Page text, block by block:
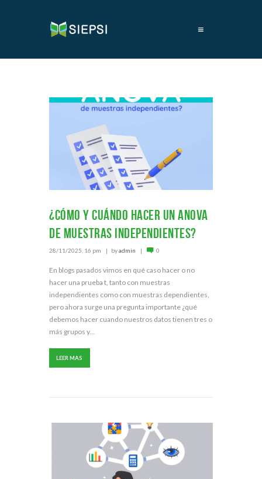
≡
¿Cómo y cuándo hacer un ANOVA
de muestras independientes?
28/11/2025, 16 pm byadmin 0
En blogs pasados vimos en qué caso hacer o no
hacer una prueba t, tanto con muestras
independientes como con muestras dependientes,
pero ahora surge una pregunta importante ¿qué
debemos hacer cuando nuestros datos tienen tres o
más grupos y...
LEER MAS